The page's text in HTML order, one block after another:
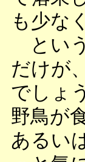
も少な
とい
だけが
でしょ
野鳥が
あるい